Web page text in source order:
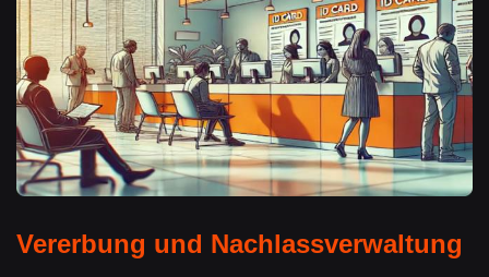
Vererbung und Nachlassverwaltung